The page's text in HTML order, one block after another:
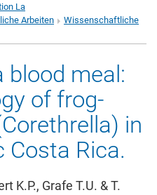
La
Arbeiten
Wissenschaftliche
blood meal:
of frog‐
in
Costa Rica.
K.P., Grafe T.U. & T.